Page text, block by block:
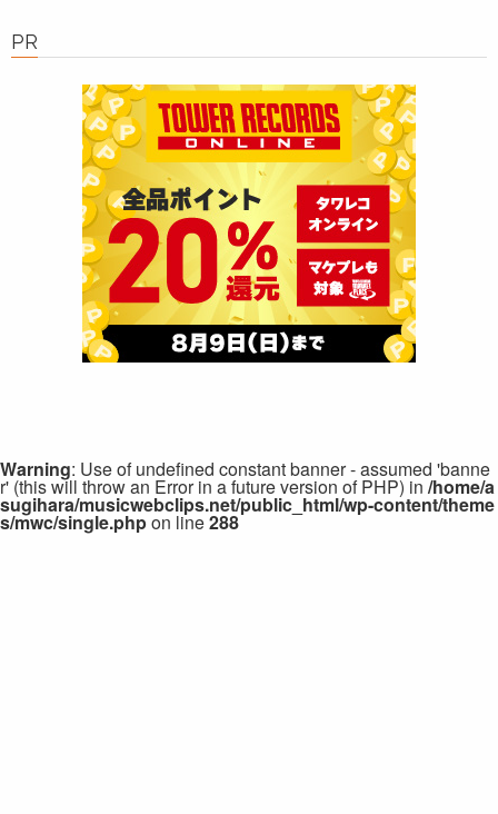
PR
Warning: Use of undefined constant banner - assumed 'banne
r' (this will throw an Error in a future version of PHP) in /home/a
sugihara/musicwebclips.net/public_html/wp-content/theme
s/mwc/single.phpon line288